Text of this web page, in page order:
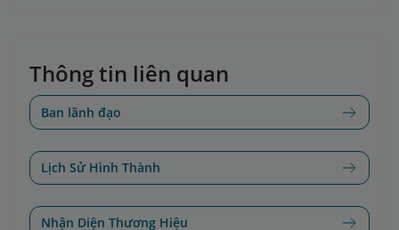
Thông tin liên quan
Ban lãnh đạo
Lịch Sử Hình Thành
Nhận Diện Thương Hiệu